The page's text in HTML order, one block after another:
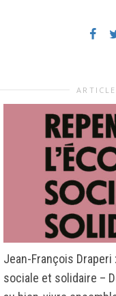
Jean-François Draperi
sociale et solidaire –